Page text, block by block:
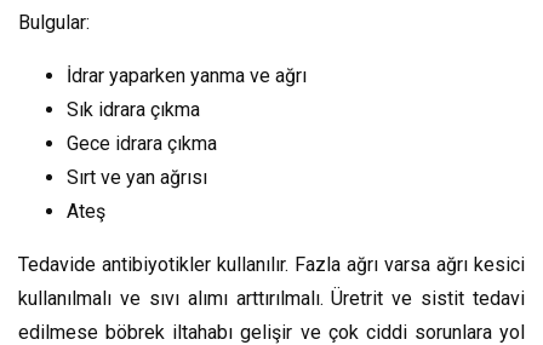
Bulgular:
İdrar yaparken yanma ve ağrı
Sık idrara çıkma
Gece idrara çıkma
Sırt ve yan ağrısı
Ateş
Tedavide antibiyotikler kullanılır. Fazla ağrı varsa ağrı kesici
kullanılmalı ve sıvı alımı arttırılmalı. Üretrit ve sistit tedavi
edilmese böbrek iltahabı gelişir ve çok ciddi sorunlara yol